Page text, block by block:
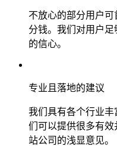
不放心的部分用户
分钱。我们对用户
的信心。
专业且落地的建议
我们具有各个行业
们可以提供很多有
站公司的浅显意见。